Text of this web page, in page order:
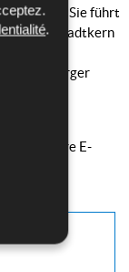
.
Sie führt
Stadtkern
Luxemburger
an unsere E-